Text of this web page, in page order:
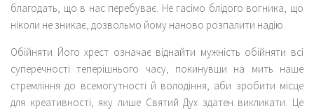
благодать, що в нас перебуває. Не гасімо блідого вогника, що
ніколи не зникає, дозвольмо йому наново розпалити надію.
Обійняти Його хрест означає віднайти мужність обійняти всі
суперечності теперішнього часу, покинувши на мить наше
стремління до всемогутності й володіння, аби зробити місце
для креативності, яку лише Святий Дух здатен викликати. Це